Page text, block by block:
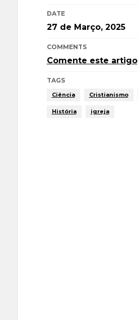
DATE
27 de Março, 2025
COMMENTS
Comente este artigo
TAGS
Ciência Cristianismo
História igreja